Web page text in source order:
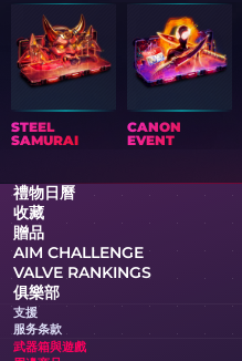
STEEL
SAMURAI
CANON
EVENT
禮物日曆
收藏
贈品
AIM CHALLENGE
VALVE RANKINGS
俱樂部
支援
服务条款
武器箱與遊戲